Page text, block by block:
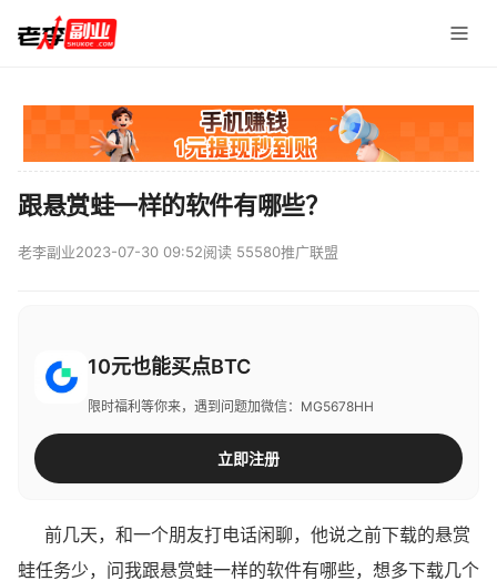
跟悬赏蛙一样的软件有哪些？
老李副业2023-07-30 09:52阅读 55580推广联盟
10元也能买点BTC
限时福利等你来，遇到问题加微信：MG5678HH
立即注册
前几天，和一个朋友打电话闲聊，他说之前下载的悬赏
蛙任务少，问我跟悬赏蛙一样的软件有哪些，想多下载几个